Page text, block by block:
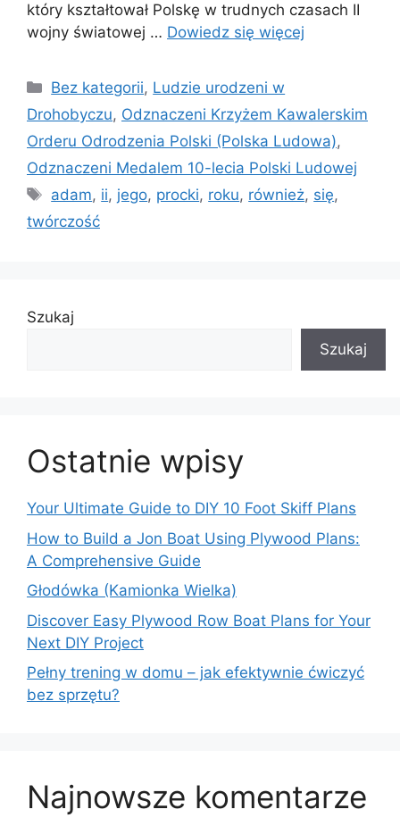
który kształtował Polskę w trudnych czasach II
wojny światowej … Dowiedz się więcej
Kategorie
Bez kategorii, Ludzie urodzeni w
Drohobyczu, Odznaczeni Krzyżem Kawalerskim
Orderu Odrodzenia Polski (Polska Ludowa),
Odznaczeni Medalem 10-lecia Polski Ludowej
Tagi
adam, ii, jego, procki, roku, również, się,
twórczość
Szukaj
Szukaj
Ostatnie wpisy
Your Ultimate Guide to DIY 10 Foot Skiff Plans
How to Build a Jon Boat Using Plywood Plans:
A Comprehensive Guide
Głodówka (Kamionka Wielka)
Discover Easy Plywood Row Boat Plans for Your
Next DIY Project
Pełny trening w domu – jak efektywnie ćwiczyć
bez sprzętu?
Najnowsze komentarze